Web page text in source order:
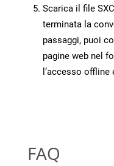
Scarica il file
terminata la
passaggi, puoi
pagine web nel
l’accesso
FAQ